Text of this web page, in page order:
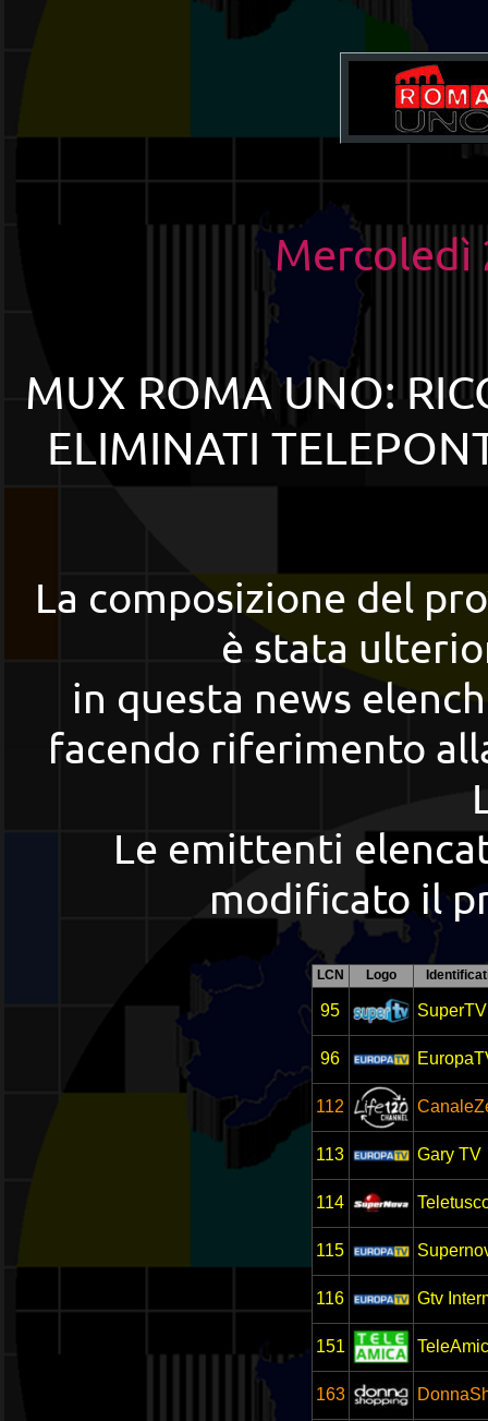
Mercoledì
MUX ROMA UNO:
ELIMINATI
La composizione del
è stata
in questa news
facendo riferimento
Le emittenti
modificato il
LCN Logo
95 SuperTV
96
112
113 Gary TV
114
115
116 Gtv
151
163